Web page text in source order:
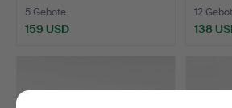
5 Gebote
159 USD
12
138